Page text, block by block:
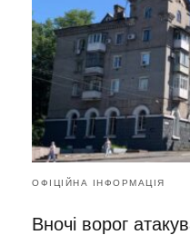
ОФІЦІЙНА ІНФОРМАЦІЯ
Вночі ворог